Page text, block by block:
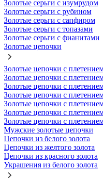
Золотые серьги с изумрудом
Золотые серьги с рубином
Золотые серьги с сапфиром
Золотые серьги с топазами
Золотые серьги с фианитами
Золотые цепочки
Золотые цепочки с
Золотые цепочки с
Золотые цепочки с
Золотые цепочки с
Золотые цепочки с
Золотые цепочки с
Золотые цепочки с
Мужские золотые цепочки
Цепочки из белого золота
Цепочки из желтого золота
Цепочки из красного золота
Украшения из белого золота